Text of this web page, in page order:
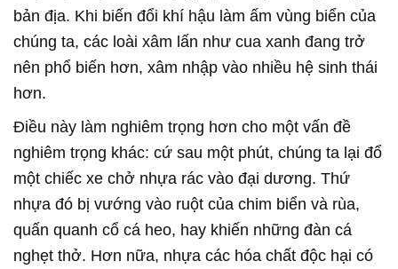
bản địa. Khi biến đổi khí hậu làm ấm vùng biển của
chúng ta, các loài xâm lấn như cua xanh đang trở
nên phổ biến hơn, xâm nhập vào nhiều hệ sinh thái
hơn.
Điều này làm nghiêm trọng hơn cho một vấn đề
nghiêm trọng khác: cứ sau một phút, chúng ta lại đổ
một chiếc xe chở nhựa rác vào đại dương. Thứ
nhựa đó bị vướng vào ruột của chim biển và rùa,
quấn quanh cổ cá heo, hay khiến những đàn cá
nghẹt thở. Hơn nữa, nhựa các hóa chất độc hại có